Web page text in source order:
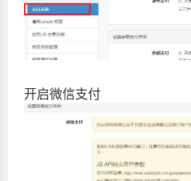
开启微信支付